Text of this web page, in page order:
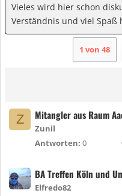
Vieles wird hier schon
Verständnis und viel Spaß
1 von 48
Z Mitangler aus Raum
Zunil
Antworten 0
BA Treffen Köln und
Elfredo82